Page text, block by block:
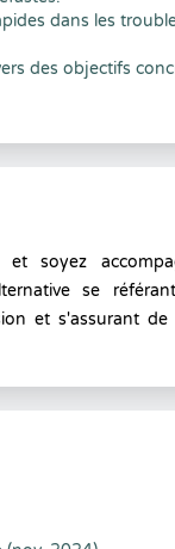
dans les
des objectifs
et soyez
se
et s'assurant de